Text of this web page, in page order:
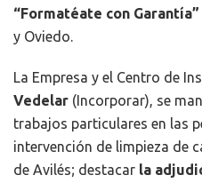
“Formatéate con Garantía”
y Oviedo.
La Empresa y el Centro de
Vedelar (Incorporar), se
trabajos particulares en las
intervención de limpieza de
de Avilés; destacar la